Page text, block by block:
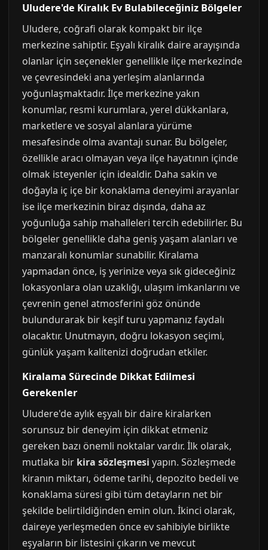
Uludere'de Kiralık Ev Bulabileceğiniz Bölgeler
Uludere, coğrafi olarak kompakt bir ilçe
merkezine sahiptir. Eşyalı kiralık daire arayışında
olanlar için seçenekler genellikle ilçe merkezinde
ve çevresindeki ana yerleşim alanlarında
yoğunlaşmaktadır. İlçe merkezine yakın
konumlar, resmi kurumlara, yerel dükkanlara,
marketlere ve sosyal alanlara yürüme
mesafesinde olma avantajı sunar. Bu bölgeler,
özellikle aracı olmayan veya ilçe hayatının içinde
olmak isteyenler için idealdir. Daha sakin ve
doğayla iç içe bir konaklama deneyimi arayanlar
ise ilçe merkezinin biraz dışında, daha az
yoğunluğa sahip mahalleleri tercih edebilirler. Bu
bölgeler genellikle daha geniş yaşam alanları ve
manzaralı konumlar sunabilir. Kiralama
yapmadan önce, iş yerinize veya sık gideceğiniz
lokasyonlara olan uzaklığı, ulaşım imkanlarını ve
çevrenin genel atmosferini göz önünde
bulundurarak bir keşif turu yapmanız faydalı
olacaktır. Unutmayın, doğru lokasyon seçimi,
günlük yaşam kalitenizi doğrudan etkiler.
Kiralama Sürecinde Dikkat Edilmesi
Gerekenler
Uludere'de aylık eşyalı bir daire kiralarken
sorunsuz bir deneyim için dikkat etmeniz
gereken bazı önemli noktalar vardır. İlk olarak,
mutlaka bir kira sözleşmesi yapın. Sözleşmede
kiranın miktarı, ödeme tarihi, depozito bedeli ve
konaklama süresi gibi tüm detayların net bir
şekilde belirtildiğinden emin olun. İkinci olarak,
daireye yerleşmeden önce ev sahibiyle birlikte
eşyaların bir listesini çıkarın ve mevcut